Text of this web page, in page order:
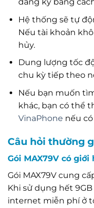
Hệ thống sẽ tự
Nếu tài khoản
hủy.
Dung lượng tốc
chu kỳ tiếp theo
Nếu bạn muốn
khác, bạn có thể
VinaPhone nếu
Câu hỏi thường
Gói MAX79V có
Gói MAX79V cung
Khi sử dụng hết
internet miễn phí ở